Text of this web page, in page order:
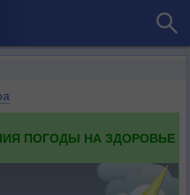
ПОГОДЫ НА ЗДОРОВЬЕ